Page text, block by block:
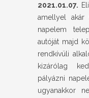
2021.01.07.
amellyel akár
napelem
autóját majd
rendkívüli
kizárólag
pályázni
ugyanakkor